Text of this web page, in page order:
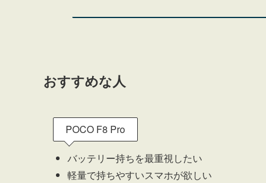
おすすめな人
POCO F8 Pro
バッテリー持ちを最重視したい
軽量で持ちやすいスマホが欲しい